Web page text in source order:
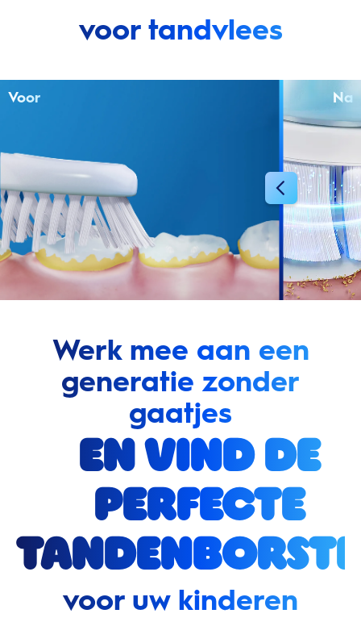
voor tandvlees
Voor Na
Werk mee aan een
generatie zonder
gaatjes
en vind de
perfecte
voor uw kinderen